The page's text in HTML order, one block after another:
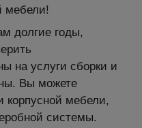
мебели!
долгие годы,
на услуги сборки и
Вы можете
корпусной мебели,
системы.